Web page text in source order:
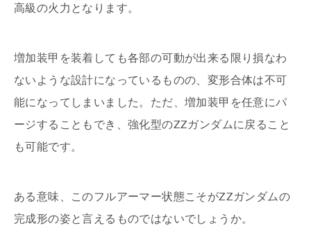
高級の火力となります。
増加装甲を装着しても各部の可動が出来る限り損なわ
ないような設計になっているものの、変形合体は不可
能になってしまいました。ただ、増加装甲を任意にパ
ージすることもでき、強化型のZZガンダムに戻ること
も可能です。
ある意味、このフルアーマー状態こそがZZガンダムの
完成形の姿と言えるものではないでしょうか。